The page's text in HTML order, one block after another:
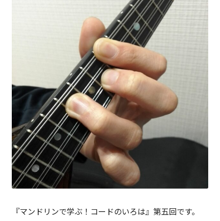
ケ
ッ
タ
ー
や
発
明
家
『マンドリンで学ぶ！コードのいろは』第五回です。